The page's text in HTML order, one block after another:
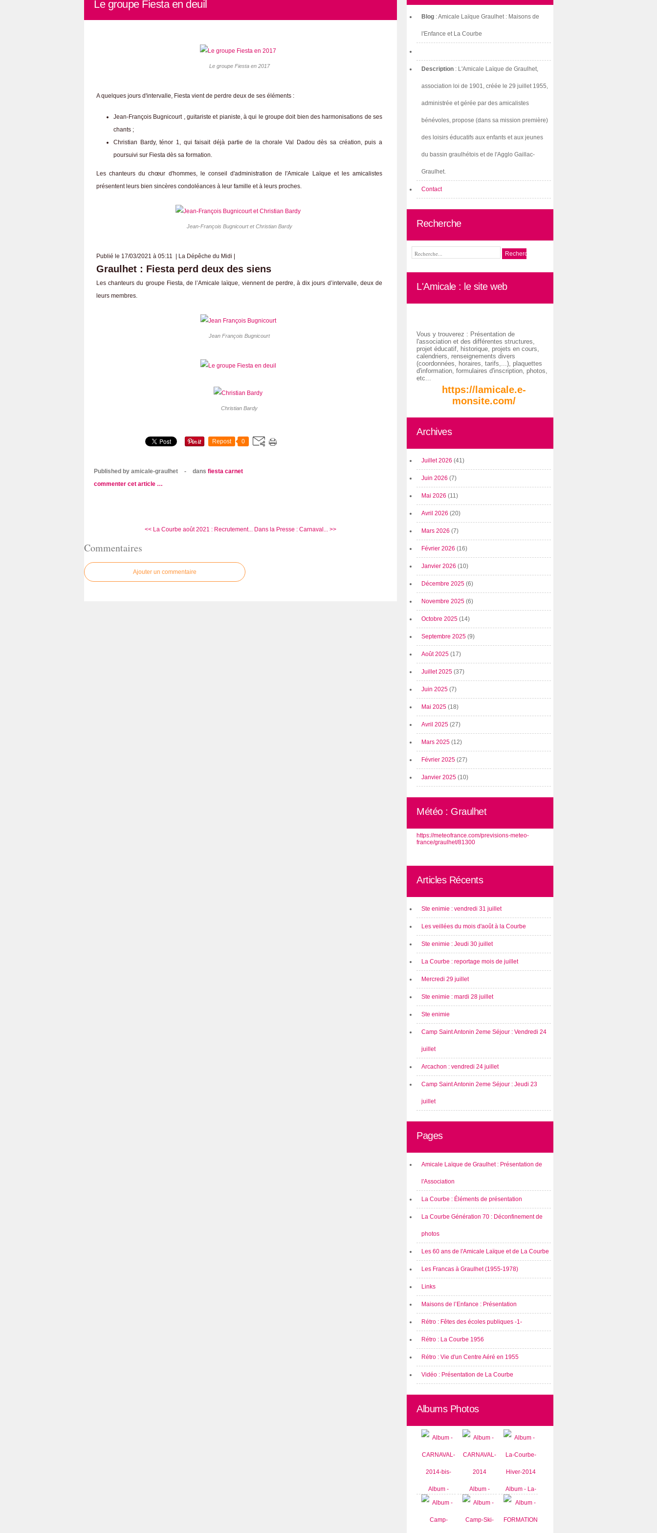
Le groupe Fiesta en deuil
Le groupe Fiesta en 2017
A quelques jours d'intervalle, Fiesta vient de perdre deux de ses éléments :
Jean-François Bugnicourt , guitariste et pianiste, à qui le groupe doit bien des harmonisations de ses
chants ;
Christian Bardy, ténor 1, qui faisait déjà partie de la chorale Val Dadou dès sa création, puis a
poursuivi sur Fiesta dès sa formation.
Les chanteurs du chœur d'hommes, le conseil d'administration de l'Amicale Laïque et les amicalistes
présentent leurs bien sincères condoléances à leur famille et à leurs proches.
Jean-François Bugnicourt et Christian Bardy
Publié le 17/03/2021 à 05:11 | La Dépêche du Midi |
Graulhet : Fiesta perd deux des siens
Les chanteurs du groupe Fiesta, de l’Amicale laïque, viennent de perdre, à dix jours d’intervalle, deux de
leurs membres.
Jean François Bugnicourt
Christian Bardy
Repost 0
Published by amicale-graulhet - dans fiesta carnet
commenter cet article …
<< La Courbe août 2021 : Recrutement... Dans la Presse : Carnaval... >>
Commentaires
Ajouter un commentaire
Blog : Amicale Laïque Graulhet : Maisons de
l'Enfance et La Courbe
Description : L'Amicale Laïque de Graulhet,
association loi de 1901, créée le 29 juillet 1955,
administrée et gérée par des amicalistes
bénévoles, propose (dans sa mission première)
des loisirs éducatifs aux enfants et aux jeunes
du bassin graulhétois et de l'Agglo Gaillac-
Graulhet.
Contact
Recherche
L'Amicale : le site web
Vous y trouverez : Présentation de
l'association et des différentes structures,
projet éducatif, historique, projets en cours,
calendriers, renseignements divers
(coordonnées, horaires, tarifs,...), plaquettes
d'information, formulaires d'inscription, photos,
etc...
https://lamicale.e-
monsite.com/
Archives
Juillet 2026 (41)
Juin 2026 (7)
Mai 2026 (11)
Avril 2026 (20)
Mars 2026 (7)
Février 2026 (16)
Janvier 2026 (10)
Décembre 2025 (6)
Novembre 2025 (6)
Octobre 2025 (14)
Septembre 2025 (9)
Août 2025 (17)
Juillet 2025 (37)
Juin 2025 (7)
Mai 2025 (18)
Avril 2025 (27)
Mars 2025 (12)
Février 2025 (27)
Janvier 2025 (10)
Météo : Graulhet
https://meteofrance.com/previsions-meteo-
france/graulhet/81300
Articles Récents
Ste enimie : vendredi 31 juillet
Les veillées du mois d'août à la Courbe
Ste enimie : Jeudi 30 juillet
La Courbe : reportage mois de juillet
Mercredi 29 juillet
Ste enimie : mardi 28 juillet
Ste enimie
Camp Saint Antonin 2eme Séjour : Vendredi 24
juillet
Arcachon : vendredi 24 juillet
Camp Saint Antonin 2eme Séjour : Jeudi 23
juillet
Pages
Amicale Laïque de Graulhet : Présentation de
l'Association
La Courbe : Éléments de présentation
La Courbe Génération 70 : Déconfinement de
photos
Les 60 ans de l'Amicale Laïque et de La Courbe
Les Francas à Graulhet (1955-1978)
Links
Maisons de l’Enfance : Présentation
Rétro : Fêtes des écoles publiques -1-
Rétro : La Courbe 1956
Rétro : Vie d'un Centre Aéré en 1955
Vidéo : Présentation de La Courbe
Albums Photos
Album -
CARNAVAL-
2014-bis-
Album -
CARNAVAL-
2014
Album - La-
Courbe-
Hiver-2014